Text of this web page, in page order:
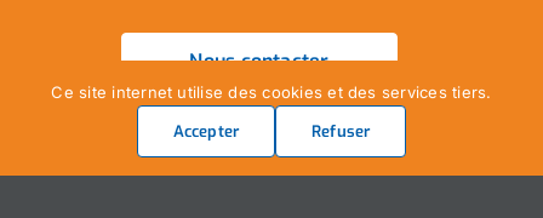
Nous contacter
Ville de Coudekerque-Branche – Tous droits réservés ©
Ce site internet utilise des cookies et des services tiers.
Accepter Refuser